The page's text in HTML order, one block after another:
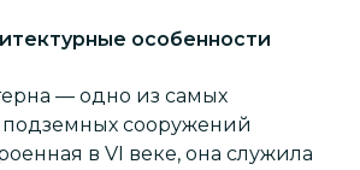
особенности
— одно из самых
сооружений
в VI веке, она служила